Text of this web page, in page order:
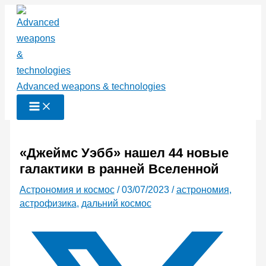
Перейти
содержимому
Advanced weapons & technologies
«Джеймс Уэбб» нашел 44 новые
галактики в ранней Вселенной
Астрономия и космос/03/07/2023 /астрономия,
астрофизика, дальний космос